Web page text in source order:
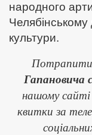
народного
Челябінському
культури.
Потрапити
Гапановича
нашому
квитки за